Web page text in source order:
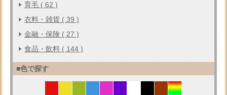
育毛 ( 62 )
衣料・雑貨 ( 39 )
金融・保険 ( 27 )
食品・飲料 ( 144 )
■色で探す